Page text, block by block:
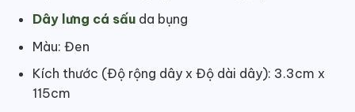
Dây lưng cá sấuda bụng
Màu: Đen
Kích thước (Độ rộng dây x Độ dài dây): 3.3cm x
115cm